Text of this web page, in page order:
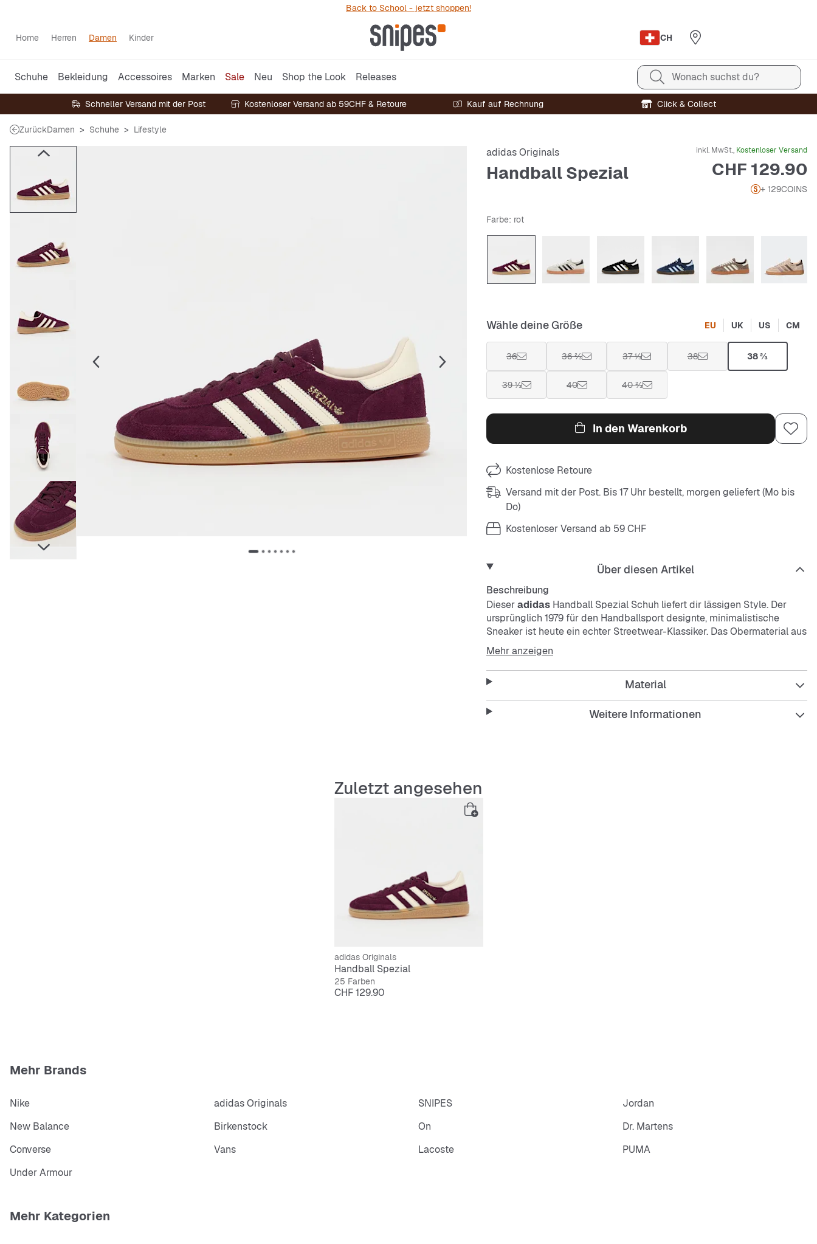
Back to School - jetzt shoppen!
Home Herren Damen Kinder CH
Schuhe Bekleidung Accessoires Marken Sale Neu Shop the Look Releases Wonach suchst du?
Schneller Versand mit der Post Kostenloser Versand ab 59CHF & Retoure Kauf auf Rechnung Click & Collect
ZurückDamen Schuhe Lifestyle
adidas Originals
Handball Spezial
inkl. MwSt., Kostenloser Versand
Preis
CHF 129.90
+ 129COINS
Farbe: rot
Wähle deine Größe EU UK US CM
36 36 ⅔ 37 ⅓ 38 38 ⅔
39 ⅓ 40 40 ⅔
In den Warenkorb
Kostenlose Retoure
Versand mit der Post. Bis 17 Uhr bestellt, morgen geliefert (Mo bis
Do)
Kostenloser Versand ab 59 CHF
Über diesen Artikel
Beschreibung
Dieseradidas Handball Spezial Schuh liefert dir lässigen Style. Der
ursprünglich 1979 für den Handballsport designte, minimalistische
Sneaker ist heute ein echter Streetwear-Klassiker. Das Obermaterial aus
hochwertigem Wildleder mit Details aus weichem Leder und die
Außensohle aus Naturgummi verpassen der legendären Silhouette
einen sportlich-eleganten Look. Dezente Details wie das Branding in
Gold-Metallic an der Seite sind eine Hommage an die sportlichen
Wurzeln des Designs. Kombiniert mit Jeans oder Kleid entsteht ein
vielseitiger Look, der Nostalgie pur versprüht.
Mehr anzeigen
Material
Weitere Informationen
Zuletzt angesehen
adidas Originals
Handball Spezial
25 Farben
Preis
CHF 129.90
Mehr Brands
Nike adidas Originals SNIPES
Jordan
New Balance
Birkenstock On
Dr. Martens
Converse
Vans Lacoste
PUMA
Under Armour
Mehr Kategorien